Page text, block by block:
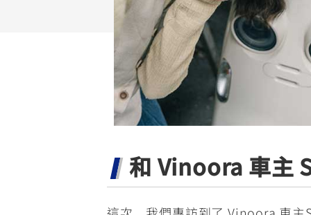
150
150
和 Vinoora 車主